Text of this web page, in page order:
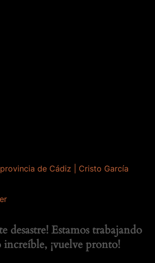
de Cádiz | Cristo García
desastre! Estamos trabajando
increíble, ¡vuelve pronto!